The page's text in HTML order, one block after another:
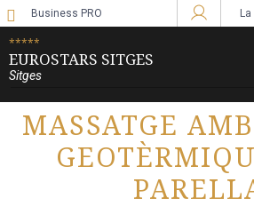
Business PRO
Sign in to
*****
EUROSTARS SITGES
Sitges
MASSATGE